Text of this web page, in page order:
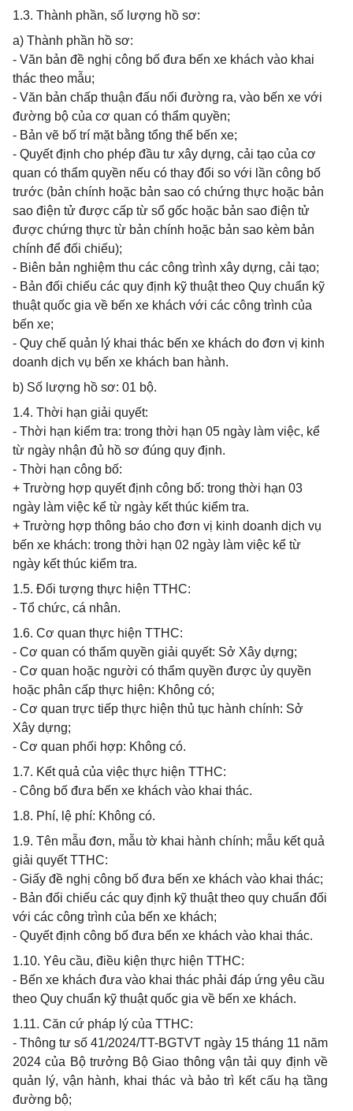
1.3. Thành phần, số lượng hồ sơ:
a) Thành phần hồ sơ:
- Văn bản đề nghị công bố đưa bến xe khách vào khai
thác theo mẫu;
- Văn bản chấp thuận đấu nối đường ra, vào bến xe với
đường bộ của cơ quan có thẩm quyền;
- Bản vẽ bố trí mặt bằng tổng thể bến xe;
- Quyết định cho phép đầu tư xây dựng, cải tạo của cơ
quan có thẩm quyền nếu có thay đổi so với lần công bố
trước (bản chính hoặc bản sao có chứng thực hoặc bản
sao điện tử được cấp từ sổ gốc hoặc bản sao điện tử
được chứng thực từ bản chính hoặc bản sao kèm bản
chính để đối chiếu);
- Biên bản nghiệm thu các công trình xây dựng, cải tạo;
- Bản đối chiếu các quy định kỹ thuật theo Quy chuẩn kỹ
thuật quốc gia về bến xe khách với các công trình của
bến xe;
- Quy chế quản lý khai thác bến xe khách do đơn vị kinh
doanh dịch vụ bến xe khách ban hành.
b) Số lượng hồ sơ: 01 bộ.
1.4. Thời hạn giải quyết:
- Thời hạn kiểm tra: trong thời hạn 05 ngày làm việc, kể
từ ngày nhận đủ hồ sơ đúng quy định.
- Thời hạn công bố:
+ Trường hợp quyết định công bố: trong thời hạn 03
ngày làm việc kể từ ngày kết thúc kiểm tra.
+ Trường hợp thông báo cho đơn vị kinh doanh dịch vụ
bến xe khách: trong thời hạn 02 ngày làm việc kể từ
ngày kết thúc kiểm tra.
1.5. Đối tượng thực hiện TTHC:
- Tổ chức, cá nhân.
1.6. Cơ quan thực hiện TTHC:
- Cơ quan có thẩm quyền giải quyết: Sở Xây dựng;
- Cơ quan hoặc người có thẩm quyền được ủy quyền
hoặc phân cấp thực hiện: Không có;
- Cơ quan trực tiếp thực hiện thủ tục hành chính: Sở
Xây dựng;
- Cơ quan phối hợp: Không có.
1.7. Kết quả của việc thực hiện TTHC:
- Công bố đưa bến xe khách vào khai thác.
1.8. Phí, lệ phí: Không có.
1.9. Tên mẫu đơn, mẫu tờ khai hành chính; mẫu kết quả
giải quyết TTHC:
- Giấy đề nghị công bố đưa bến xe khách vào khai thác;
- Bản đối chiếu các quy định kỹ thuật theo quy chuẩn đối
với các công trình của bến xe khách;
- Quyết định công bố đưa bến xe khách vào khai thác.
1.10. Yêu cầu, điều kiện thực hiện TTHC:
- Bến xe khách đưa vào khai thác phải đáp ứng yêu cầu
theo Quy chuẩn kỹ thuật quốc gia về bến xe khách.
1.11. Căn cứ pháp lý của TTHC:
- Thông tư số 41/2024/TT-BGTVT ngày 15 tháng 11 năm
2024 của Bộ trưởng Bộ Giao thông vận tải quy định về
quản lý, vận hành, khai thác và bảo trì kết cấu hạ tầng
đường bộ;